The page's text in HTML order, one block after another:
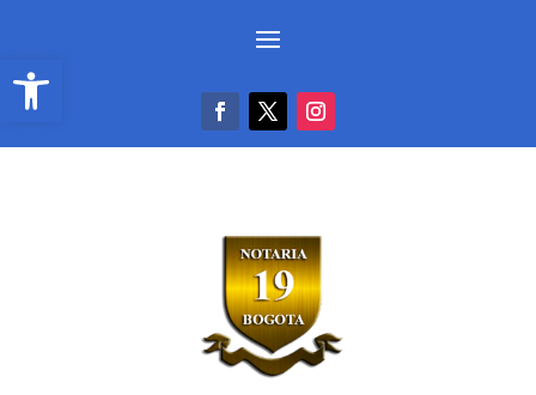
Abrir barra de herramientas